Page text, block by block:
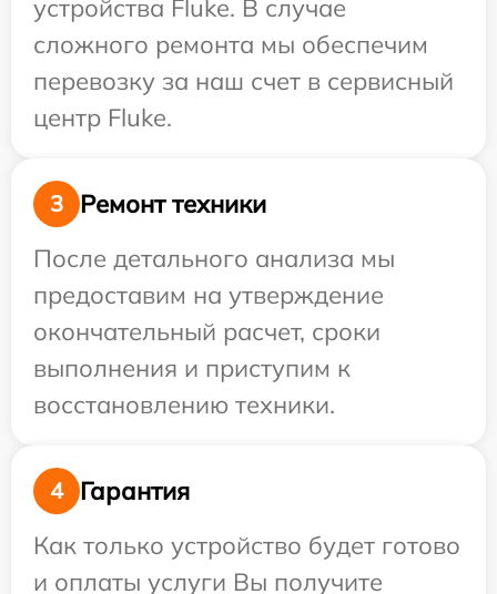
устройства Fluke. В случае
сложного ремонта мы обеспечим
перевозку за наш счет в сервисный
центр Fluke.
3
Ремонт техники
После детального анализа мы
предоставим на утверждение
окончательный расчет, сроки
выполнения и приступим к
восстановлению техники.
4
Гарантия
Как только устройство будет готово
и оплаты услуги Вы получите